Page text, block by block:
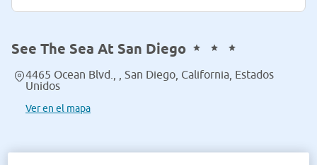
See The Sea At San Diego
4465 Ocean Blvd., , San Diego, California, Estados
Unidos
Ver en el mapa